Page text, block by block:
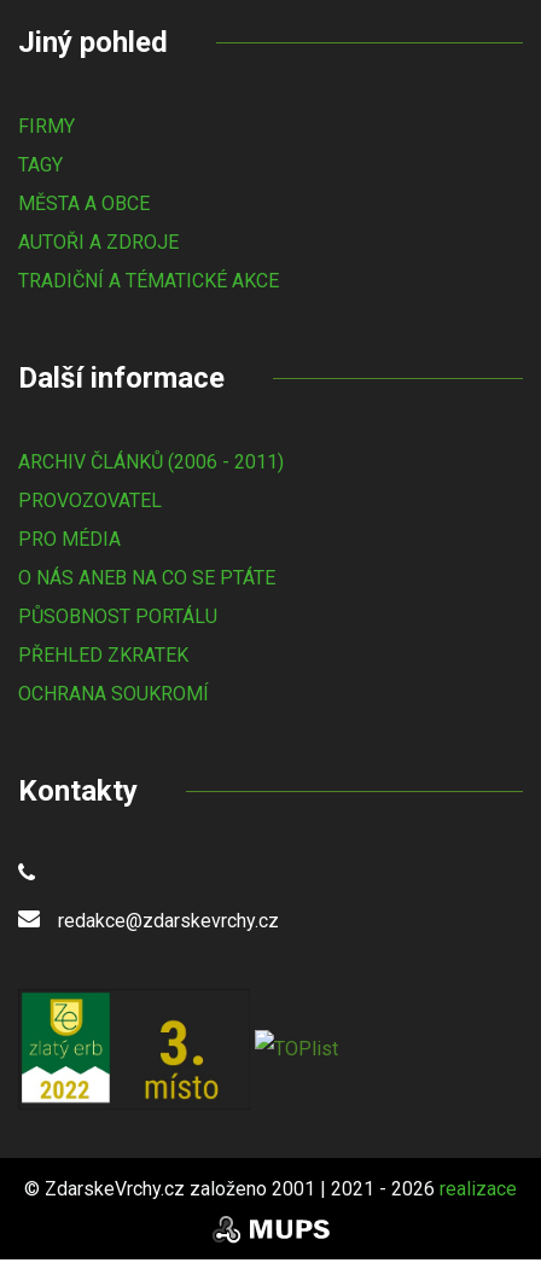
Jiný pohled
FIRMY
TAGY
MĚSTA A OBCE
AUTOŘI A ZDROJE
TRADIČNÍ A TÉMATICKÉ AKCE
Další informace
ARCHIV ČLÁNKŮ (2006 - 2011)
PROVOZOVATEL
PRO MÉDIA
O NÁS ANEB NA CO SE PTÁTE
PŮSOBNOST PORTÁLU
PŘEHLED ZKRATEK
OCHRANA SOUKROMÍ
Kontakty
redakce@zdarskevrchy.cz
© ZdarskeVrchy.cz založeno 2001 | 2021 - 2026 realizace